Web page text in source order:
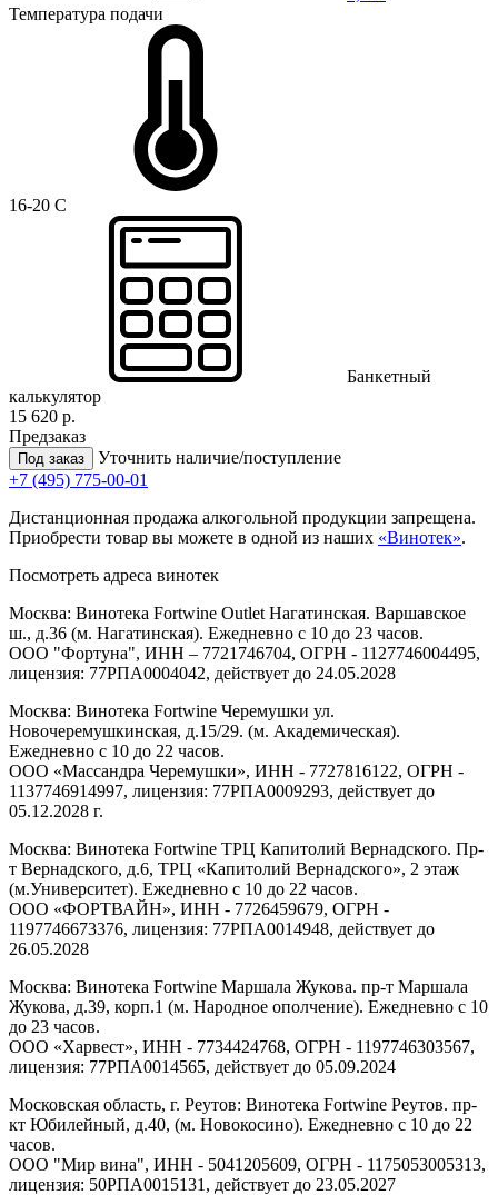
Температура подачи
16-20 C
Банкетный
калькулятор
15 620 р.
Предзаказ
Под заказ
Уточнить наличие/поступление
+7 (495) 775-00-01
Дистанционная продажа алкогольной продукции запрещена.
Приобрести товар вы можете в одной из наших «Винотек».
Посмотреть адреса винотек
Москва: Винотека Fortwine Outlet Нагатинская. Варшавское
ш., д.36 (м. Нагатинская). Ежедневно с 10 до 23 часов.
ООО "Фортуна", ИНН – 7721746704, ОГРН - 1127746004495,
лицензия: 77РПА0004042, действует до 24.05.2028
Москва: Винотека Fortwine Черемушки ул.
Новочеремушкинская, д.15/29. (м. Академическая).
Ежедневно с 10 до 22 часов.
ООО «Массандра Черемушки», ИНН - 7727816122, ОГРН -
1137746914997, лицензия: 77РПА0009293, действует до
05.12.2028 г.
Москва: Винотека Fortwine ТРЦ Капитолий Вернадского. Пр-
т Вернадского, д.6, ТРЦ «Капитолий Вернадского», 2 этаж
(м.Университет). Ежедневно с 10 до 22 часов.
ООО «ФОРТВАЙН», ИНН - 7726459679, ОГРН -
1197746673376, лицензия: 77РПА0014948, действует до
26.05.2028
Москва: Винотека Fortwine Маршала Жукова. пр-т Маршала
Жукова, д.39, корп.1 (м. Народное ополчение). Ежедневно с 10
до 23 часов.
ООО «Харвест», ИНН - 7734424768, ОГРН - 1197746303567,
лицензия: 77РПА0014565, действует до 05.09.2024
Московская область, г. Реутов: Винотека Fortwine Реутов. пр-
кт Юбилейный, д.40, (м. Новокосино). Ежедневно с 10 до 22
часов.
ООО "Мир вина", ИНН - 5041205609, ОГРН - 1175053005313,
лицензия: 50РПА0015131, действует до 23.05.2027